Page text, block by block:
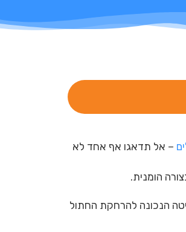
– אל תדאגו אף אחד לא
הומנית.
הנכונה להרחקת החתול